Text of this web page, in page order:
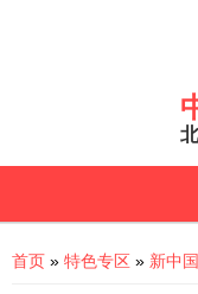
You are here
首页 » 特色专区 » 新中